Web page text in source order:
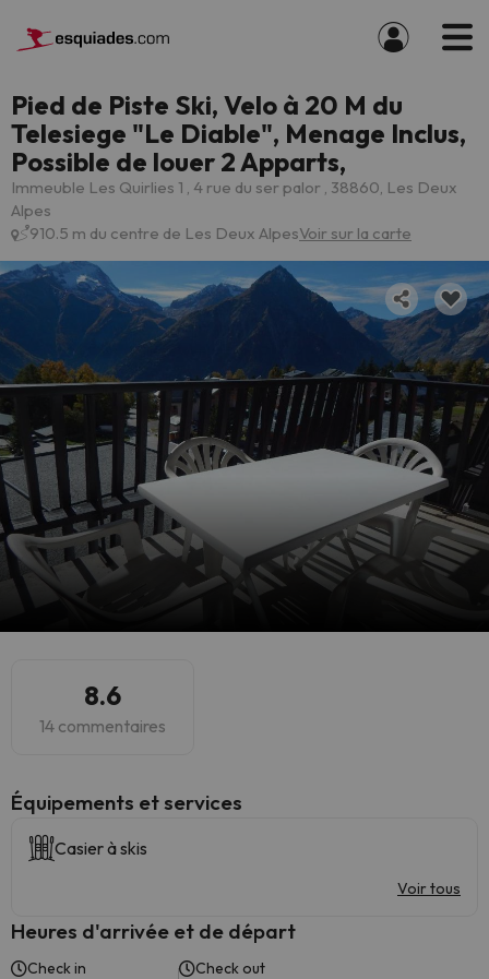
Pied de Piste Ski, Velo à 20 M du
Telesiege "Le Diable", Menage Inclus,
Possible de louer 2 Apparts,
Immeuble Les Quirlies 1 , 4 rue du ser palor , 38860, Les Deux
Alpes
910.5 m du centre de Les Deux AlpesVoir sur la carte
8.6
14 commentaires
​Équipements et services
Casier à skis
Voir tous
Heures d'arrivée et de départ
Check in Check out